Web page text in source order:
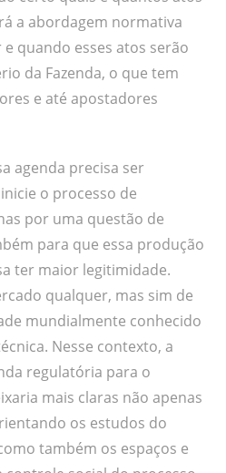
a abordagem normativa
quando esses atos serão
da Fazenda, o que tem
e até apostadores
agenda precisa ser
o processo de
por uma questão de
para que essa produção
ter maior legitimidade.
qualquer, mas sim de
mundialmente conhecido
Nesse contexto, a
regulatória para o
mais claras não apenas
os estudos do
também os espaços e